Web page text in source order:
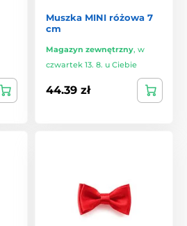
Muszka MINI różowa 7
cm
Magazyn zewnętrzny, w
czwartek 13. 8. u Ciebie
44.39 zł